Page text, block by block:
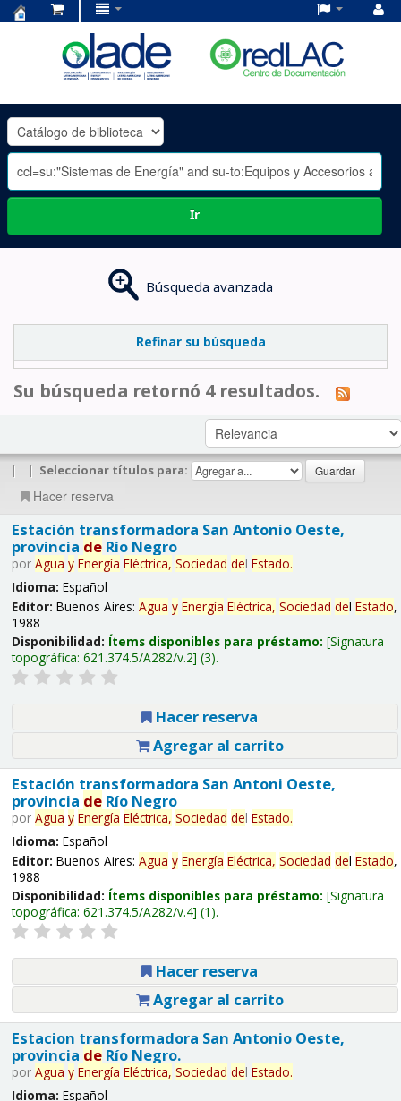
OLADE
-
Ir
Búsqueda avanzada
Refinar su búsqueda
Su búsqueda retornó 4 resultados.
| | Seleccionar títulos para:
Hacer reserva
Estación transformadora San Antonio Oeste,
provincia deRío Negro
por Agua y Energía Eléctrica, Sociedad del Estado.
Idioma: Español
Editor: Buenos Aires: Agua y Energía Eléctrica, Sociedad del Estado,
1988
Disponibilidad: Ítems disponibles para préstamo: Signatura
topográfica: 621.374.5/A282/v.2 (3).
Hacer reserva
Agregar al carrito
Estación transformadora San Antoni Oeste,
provincia deRío Negro
por Agua y Energía Eléctrica, Sociedad del Estado.
Idioma: Español
Editor: Buenos Aires: Agua y Energía Eléctrica, Sociedad del Estado,
1988
Disponibilidad: Ítems disponibles para préstamo: Signatura
topográfica: 621.374.5/A282/v.4 (1).
Hacer reserva
Agregar al carrito
Estacion transformadora San Antonio Oeste,
provincia deRío Negro.
por Agua y Energía Eléctrica, Sociedad del Estado.
Idioma: Español